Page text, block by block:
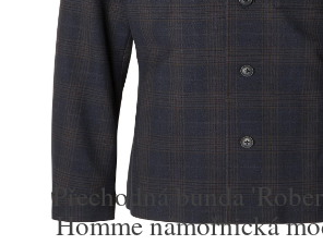
Přechodná bunda
Homme námořnická